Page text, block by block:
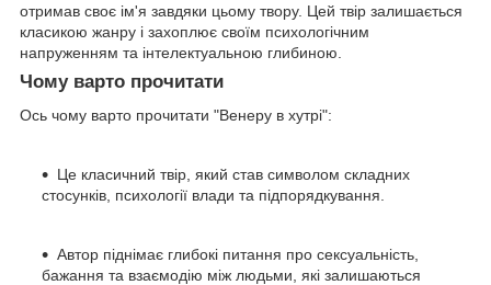
отримав своє ім'я завдяки цьому твору. Цей твір залишається
класикою жанру і захоплює своїм психологічним
напруженням та інтелектуальною глибиною.
Чому варто прочитати
Ось чому варто прочитати "Венеру в хутрі":
Це класичний твір, який став символом складних
стосунків, психології влади та підпорядкування.
Автор піднімає глибокі питання про сексуальність,
бажання та взаємодію між людьми, які залишаються